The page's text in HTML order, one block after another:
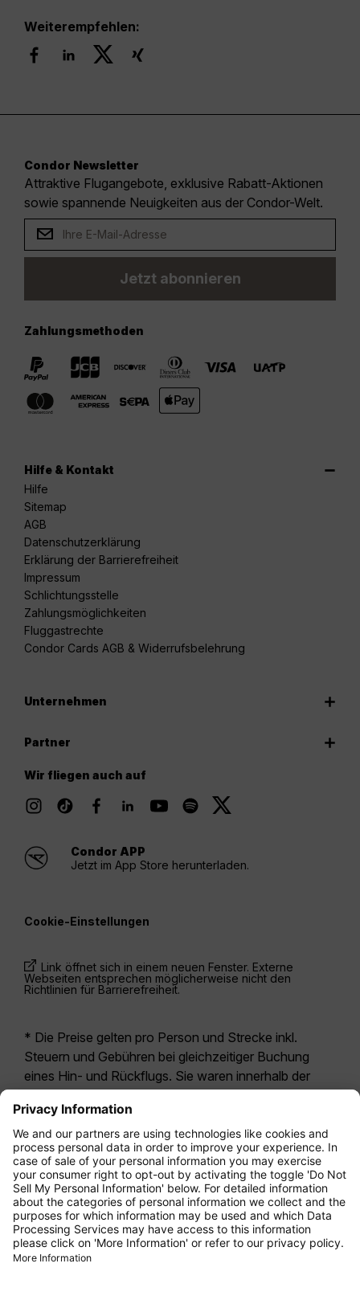
Weiterempfehlen:
Condor Newsletter
Attraktive Flugangebote, exklusive Rabatt-Aktionen
sowie spannende Neuigkeiten aus der Condor-Welt.
Jetzt abonnieren
Zahlungsmethoden
Hilfe & Kontakt
Hilfe
Sitemap
AGB
Datenschutzerklärung
Erklärung der Barrierefreiheit
Impressum
Schlichtungsstelle
Zahlungsmöglichkeiten
Fluggastrechte
Condor Cards AGB & Widerrufsbelehrung
Unternehmen
Partner
Wir fliegen auch auf
Condor APP
Jetzt im App Store herunterladen.
Cookie-Einstellungen
Link öffnet sich in einem neuen Fenster. Externe
Webseiten entsprechen möglicherweise nicht den
Richtlinien für Barrierefreiheit.
* Die Preise gelten pro Person und Strecke inkl.
Steuern und Gebühren bei gleichzeitiger Buchung
eines Hin- und Rückflugs. Sie waren innerhalb der
möglicherweise nicht mehr aktuell. Bei den für die
Economy Class angegebenen Tarifen handelt es
sich i.d.R. um Economy Zero, unsere restriktivste
Tarifoption. Es können hierfür zusätzliche Gebühren
fürAufgabegepäck oder für andere optionale
Leistungen anfallen. Es gelten dieAllgemeinen
Geschäftsbedingungen .